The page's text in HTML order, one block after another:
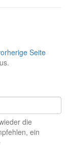
Seite
die
ein